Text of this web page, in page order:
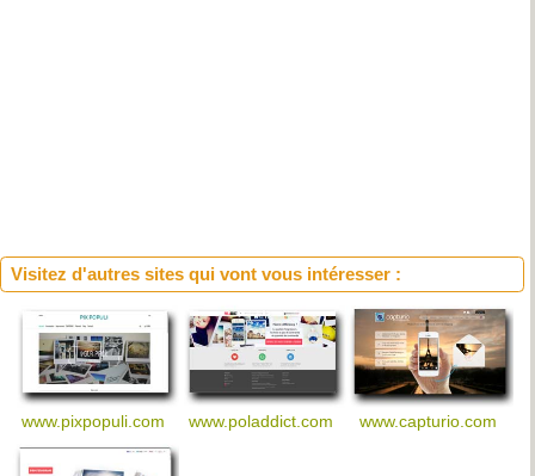
Visitez d'autres sites qui vont vous intéresser :
www.pixpopuli.com www.poladdict.com www.capturio.com